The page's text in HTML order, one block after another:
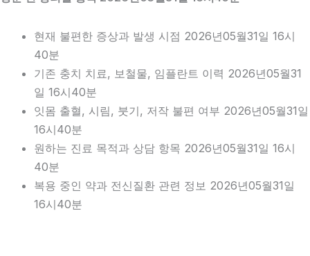
현재 불편한 증상과 발생 시점 2026년05월31일 16시
40분
기존 충치 치료, 보철물, 임플란트 이력 2026년05월31
일 16시40분
잇몸 출혈, 시림, 붓기, 저작 불편 여부 2026년05월31일
16시40분
원하는 진료 목적과 상담 항목 2026년05월31일 16시
40분
복용 중인 약과 전신질환 관련 정보 2026년05월31일
16시40분